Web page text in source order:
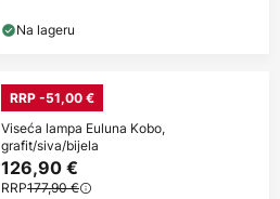
Na lageru
RRP -51,00 €
Viseća lampa Euluna Kobo,
grafit/siva/bijela
126,90 €
RRP177,90 €